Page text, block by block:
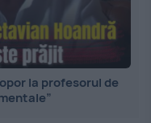
la profesorul de